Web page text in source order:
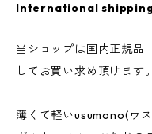
International
当ショップは国内正規品
してお買い求め頂けます。
薄くて軽いusumono(ウ